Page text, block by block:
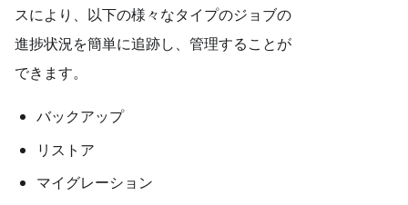
スにより、以下の様々なタイプのジョブの
進捗状況を簡単に追跡し、管理することが
できます。
バックアップ
リストア
マイグレーション